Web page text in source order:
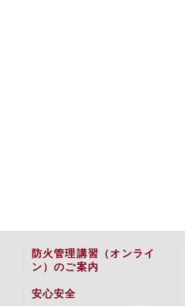
防火管理講習（オンライ
ン）のご案内
安心安全